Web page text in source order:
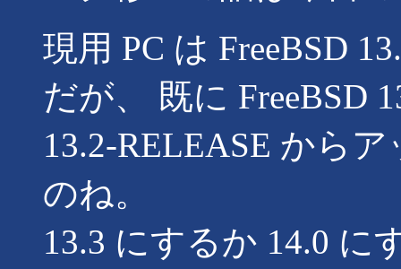
現用 PC は FreeBSD
だが、 既に FreeBSD
13.2-RELEASE から
のね。
13.3 にするか 14.0 に